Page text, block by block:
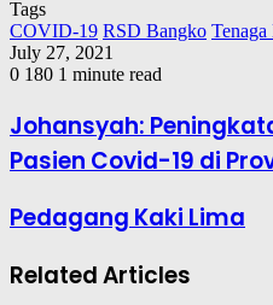
Tags
COVID-19 RSD Bangko
July 27, 2021
0 180 1 minute read
Johansyah:
Pasien Covid-19 di
Pedagang Kaki Lima
Related Articles